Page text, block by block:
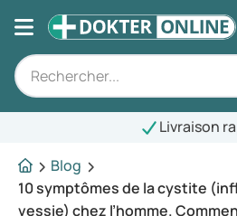
Livraison rapide
Blog
10 symptômes de la cystite
vessie) chez l’homme.